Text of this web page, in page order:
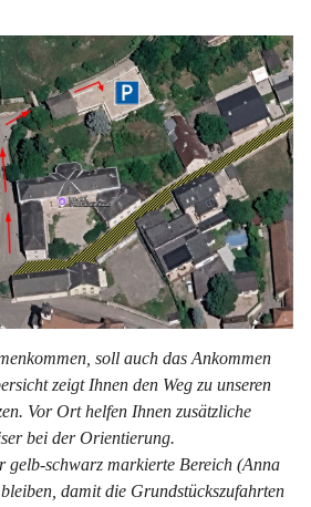
soll auch das Ankommen
zeigt Ihnen den Weg zu unseren
Vor Ort helfen Ihnen zusätzliche
bei der Orientierung.
gelb-schwarz markierte Bereich (Anna
damit die Grundstückszufahrten